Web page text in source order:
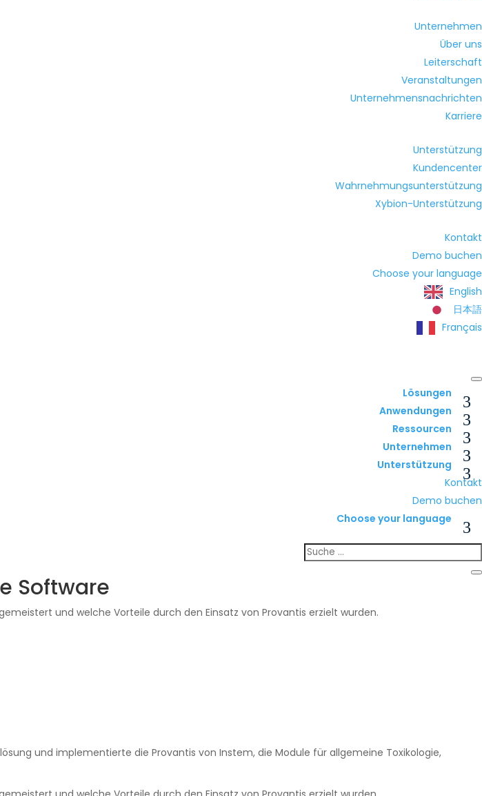
Unternehmen
Über uns
Leiterschaft
Veranstaltungen
Unternehmensnachrichten
Karriere
Unterstützung
Kundencenter
Wahrnehmungsunterstützung
Xybion-Unterstützung
Kontakt
Demo buchen
Choose your language
English
日本語
Français
Lösungen
Anwendungen
Ressourcen
Unternehmen
Unterstützung
Kontakt
Demo buchen
Choose your language
Software
und welche Vorteile durch den Einsatz von Provantis erzielt wurden.
und implementierte die Provantis von Instem, die Module für allgemeine Toxikologie,